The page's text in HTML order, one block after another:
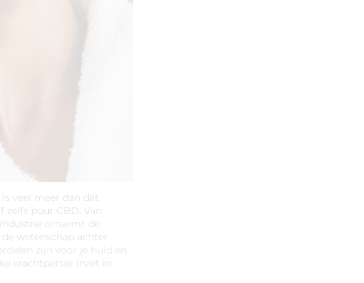
veel meer dan dat.
puur CBD. Van
omarmt de
wetenschap achter
zijn voor je huid en
krachtpatser inzet in